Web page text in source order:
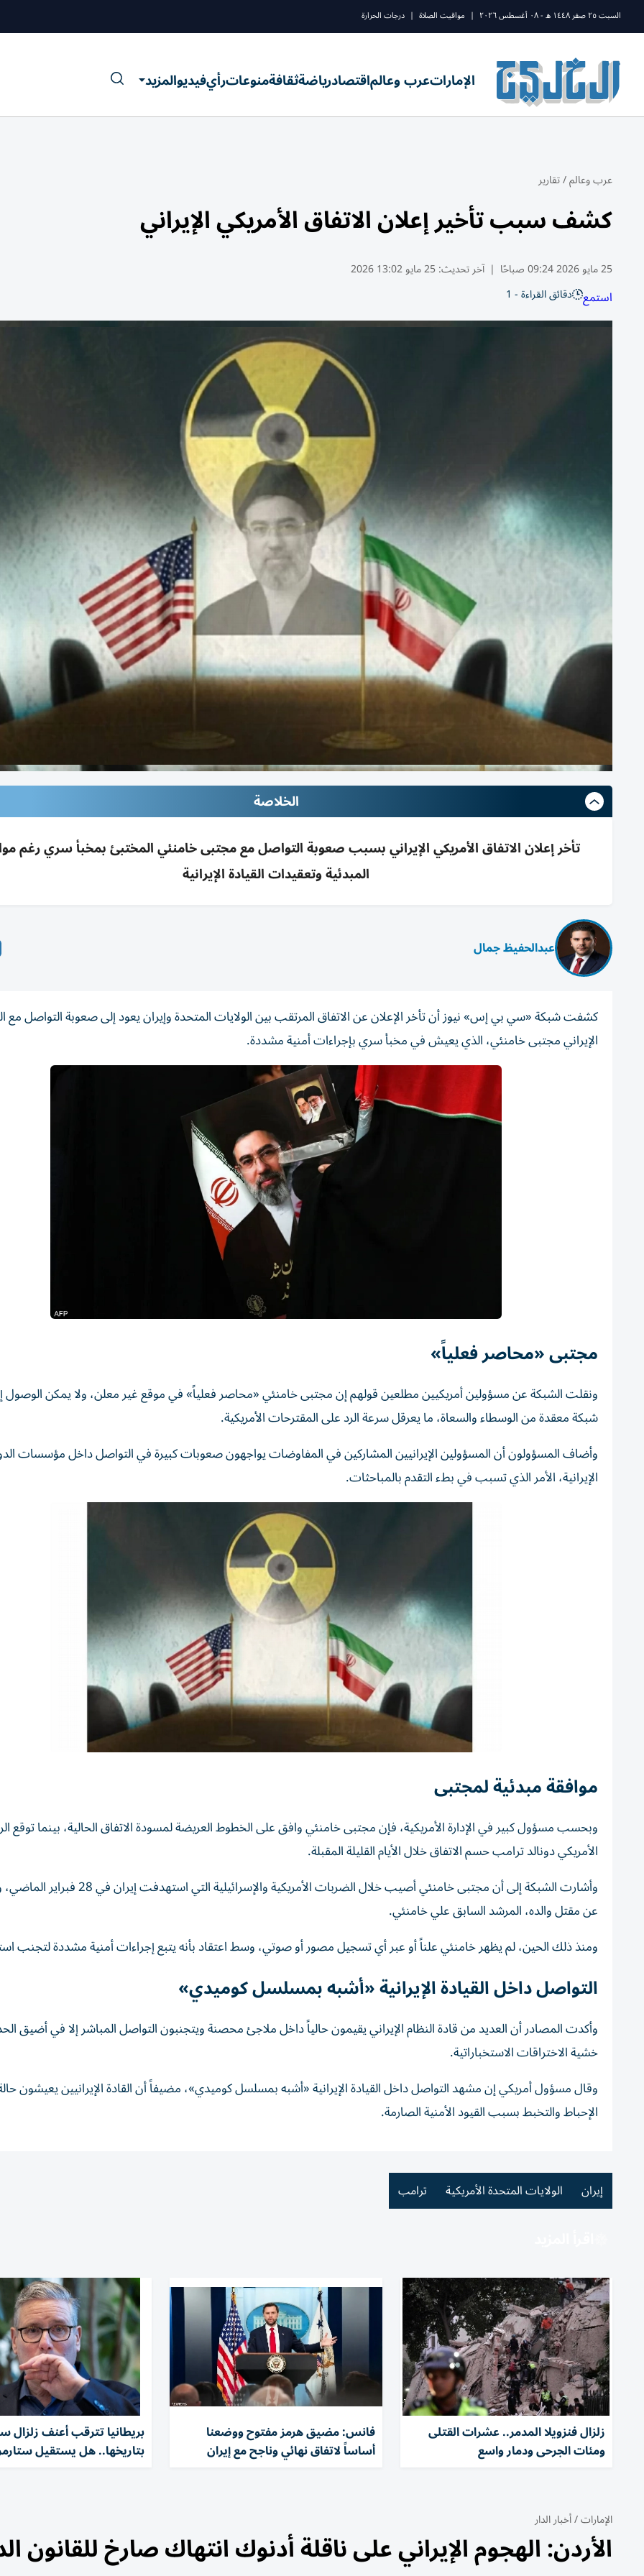
السبت ٢٥ صفر ١٤٤٨ ه - ٠٨ أغسطس ٢٠٢٦ | مواقيت الصلاة | درجات الحرارة
الإماراتعرب وعالماقتصادرياضةثقافةمنوعاترأيفيديوالمزيد
عرب وعالم/تقارير
كشف سبب تأخير إعلان الاتفاق الأمريكي الإيراني
25 مايو 2026 09:24 صباحًا | آخر تحديث:25 مايو 13:02 2026
استمع دقائق القراءة - 1
الخلاصة
تأخر إعلان الاتفاق الأمريكي الإيراني بسبب صعوبة التواصل مع مجتبى خامنئي المختبئ بمخبأ سري رغم
المبدئية وتعقيدات القيادة الإيرانية
عبدالحفيظ جمال
كشفت شبكة «سي بي إس» نيوز أن تأخر الإعلان عن الاتفاق المرتقب بين الولايات المتحدة وإيران يعود إلى صعوبة التواصل مع
الإيراني مجتبى خامنئي، الذي يعيش في مخبأ سري بإجراءات أمنية مشددة.
مجتبى «محاصر فعلياً»
ونقلت الشبكة عن مسؤولين أمريكيين مطلعين قولهم إن مجتبى خامنئي «محاصر فعلياً» في موقع غير معلن، ولا يمكن الوصول
شبكة معقدة من الوسطاء والسعاة، ما يعرقل سرعة الرد على المقترحات الأمريكية.
وأضاف المسؤولون أن المسؤولين الإيرانيين المشاركين في المفاوضات يواجهون صعوبات كبيرة في التواصل داخل مؤسسات
الإيرانية، الأمر الذي تسبب في بطء التقدم بالمباحثات.
موافقة مبدئية لمجتبى
وبحسب مسؤول كبير في الإدارة الأمريكية، فإن مجتبى خامنئي وافق على الخطوط العريضة لمسودة الاتفاق الحالية، بينما توقع
الأمريكي دونالد ترامب حسم الاتفاق خلال الأيام القليلة المقبلة.
وأشارت الشبكة إلى أن مجتبى خامنئي أصيب خلال الضربات الأمريكية
عن مقتل والده، المرشد السابق علي خامنئي.
ومنذ ذلك الحين، لم يظهر خامنئي علناً أو عبر أي تسجيل مصور أو صوتي، وسط اعتقاد بأنه يتبع إجراءات أمنية مشددة لتجنب
التواصل داخل القيادة الإيرانية «أشبه بمسلسل كوميدي»
وأكدت المصادر أن العديد من قادة النظام الإيراني يقيمون حالياً داخل ملاجئ محصنة ويتجنبون التواصل المباشر إلا في أضيق
خشية الاختراقات الاستخباراتية.
وقال مسؤول أمريكي إن مشهد التواصل داخل القيادة الإيرانية «أشبه بمسلسل كوميدي»، مضيفاً أن القادة الإيرانيين يعيشون
الإحباط والتخبط بسبب القيود الأمنية الصارمة.
إيران الولايات المتحدة الأمريكية ترامب
زلزال فنزويلا المدمر.. عشرات القتلى
ومئات الجرحى ودمار واسع
فانس: مضيق هرمز مفتوح ووضعنا
أساساً لاتفاق نهائي وناجح مع إيران
بريطانيا تترقب أعنف
بتاريخها.. هل يستقيل
الإمارات/أخبار الدار
الأردن: الهجوم الإيراني على ناقلة أدنوك انتهاك صارخ للقانون